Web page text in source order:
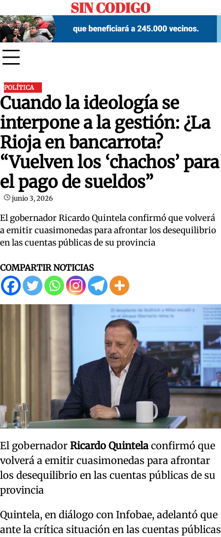
to
content
SIN CODIGO
POLÍTICA
Cuando la ideología se
interpone a la gestión: ¿La
Rioja en bancarrota?
“Vuelven los ‘chachos’ para
el pago de sueldos”
junio 3, 2026
El gobernador Ricardo Quintela confirmó que volverá
a emitir cuasimonedas para afrontar los desequilibrio
en las cuentas públicas de su provincia
COMPARTIR NOTICIAS
El gobernador Ricardo Quintela confirmó que
volverá a emitir cuasimonedas para afrontar
los desequilibrio en las cuentas públicas de su
provincia
Quintela, en diálogo con Infobae, adelantó que
ante la crítica situación en las cuentas públicas